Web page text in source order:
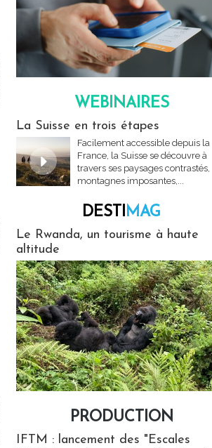
WEBINAIRES
La Suisse en trois étapes
Facilement accessible depuis la
France, la Suisse se découvre à
travers ses paysages contrastés,
montagnes imposantes,...
DESTIMAG
Le Rwanda, un tourisme à haute
altitude
PRODUCTION
IFTM : lancement des "Escales